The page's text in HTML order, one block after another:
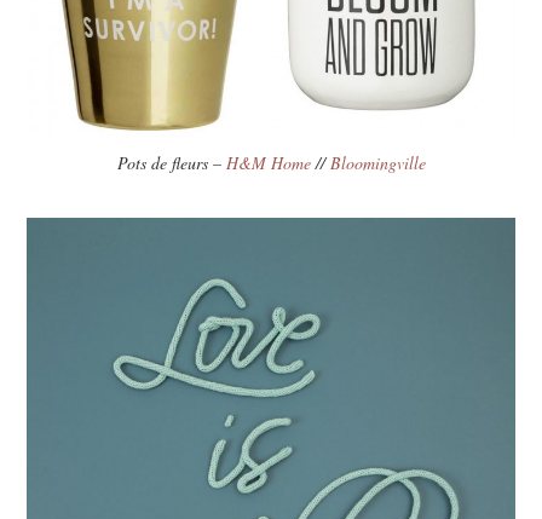
Pots de fleurs – H&M Home//Bloomingville